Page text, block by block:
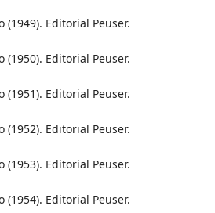
(1949). Editorial Peuser.
(1950). Editorial Peuser.
(1951). Editorial Peuser.
(1952). Editorial Peuser.
(1953). Editorial Peuser.
(1954). Editorial Peuser.